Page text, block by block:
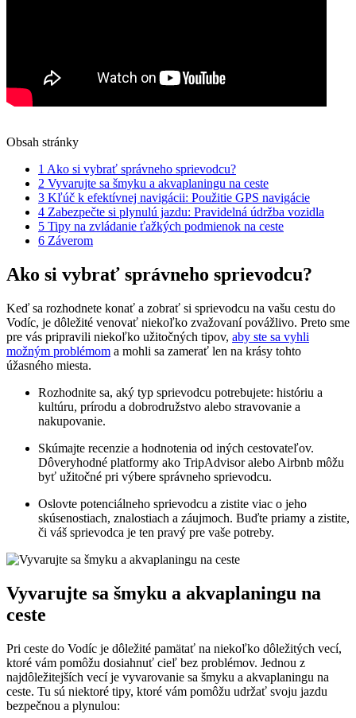
Obsah stránky
1 Ako si vybrať správneho sprievodcu?
2 Vyvarujte sa šmyku a akvaplaningu na ceste
3 Kľúč k efektívnej navigácii: Použitie GPS navigácie
4 Zabezpečte si plynulú jazdu: Pravidelná údržba vozidla
5 Tipy na zvládanie ťažkých podmienok na ceste
6 Záverom
Ako si vybrať správneho sprievodcu?
Keď sa rozhodnete konať a zobrať si sprievodcu na vašu cestu do
Vodíc, je dôležité venovať niekoľko zvažovaní povážlivo. Preto sme
pre vás pripravili niekoľko užitočných tipov, aby ste sa vyhli
možným problémom a mohli sa zamerať len na krásy tohto
úžasného miesta.
Rozhodnite sa, aký typ sprievodcu potrebujete: históriu a
kultúru, prírodu a dobrodružstvo alebo stravovanie a
nakupovanie.
Skúmajte recenzie a hodnotenia od iných cestovateľov.
Dôveryhodné platformy ako TripAdvisor alebo Airbnb môžu
byť užitočné pri výbere správneho sprievodcu.
Oslovte potenciálneho sprievodcu a zistite viac o jeho
skúsenostiach, znalostiach a záujmoch. Buďte priamy a zistite,
či váš sprievodca je ten pravý pre vaše potreby.
Vyvarujte sa šmyku a akvaplaningu na
ceste
Pri ceste do Vodíc je dôležité pamätať na niekoľko dôležitých vecí,
ktoré vám pomôžu dosiahnuť cieľ bez problémov. Jednou z
najdôležitejších vecí je vyvarovanie sa šmyku a akvaplaningu na
ceste. Tu sú niektoré tipy, ktoré vám pomôžu udržať svoju jazdu
bezpečnou a plynulou: